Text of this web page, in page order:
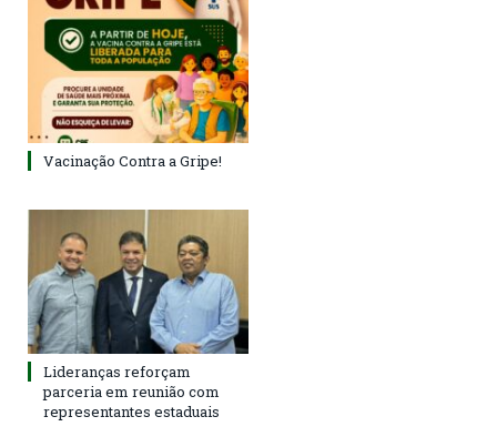
Vacinação Contra a Gripe!
Lideranças reforçam
parceria em reunião com
representantes estaduais